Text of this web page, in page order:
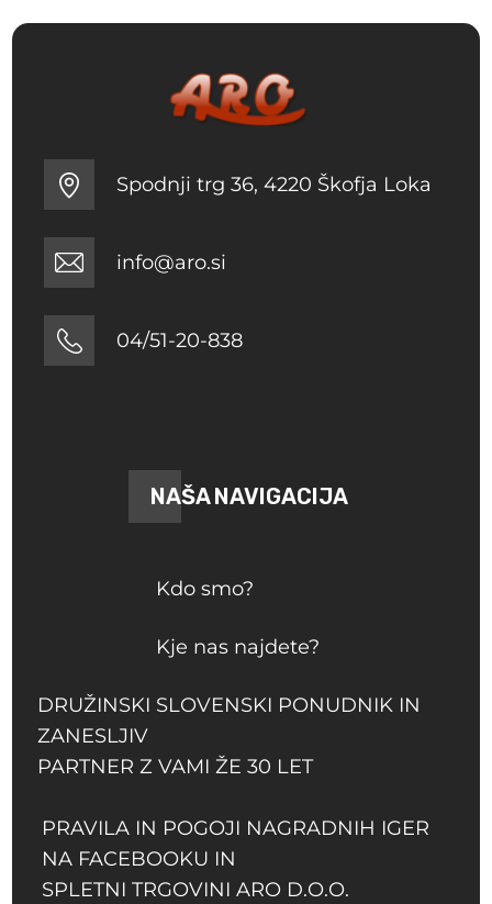
Spodnji trg 36, 4220 Škofja Loka
info@aro.si
04/51-20-838
NAŠA NAVIGACIJA
Kdo smo?
Kje nas najdete?
DRUŽINSKI SLOVENSKI PONUDNIK IN
ZANESLJIV
PARTNER Z VAMI ŽE 30 LET
PRAVILA IN POGOJI NAGRADNIH IGER
NA FACEBOOKU IN
SPLETNI TRGOVINI ARO D.O.O.